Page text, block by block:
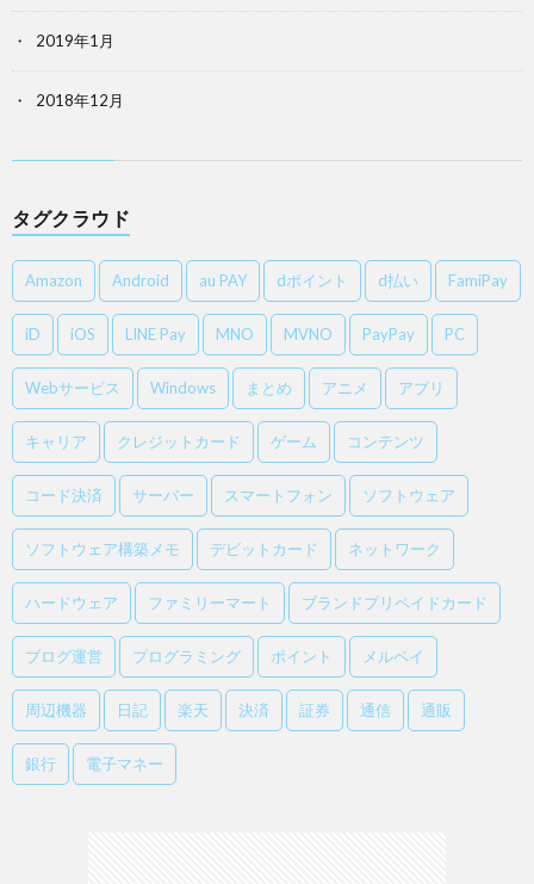
2019年1月
2018年12月
タグクラウド
Amazon Android au PAY dポイント d払い FamiPay
iD iOS LINE Pay MNO MVNO PayPay PC
Webサービス Windows まとめ アニメ アプリ
キャリア クレジットカード ゲーム コンテンツ
コード決済 サーバー スマートフォン ソフトウェア
ソフトウェア構築メモ デビットカード ネットワーク
ハードウェア ファミリーマート ブランドプリペイドカード
ブログ運営 プログラミング ポイント メルペイ
周辺機器 日記 楽天 決済 証券 通信 通販
銀行 電子マネー